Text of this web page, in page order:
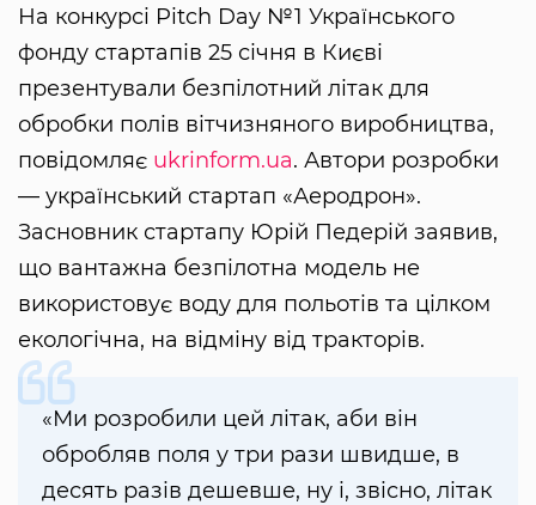
На конкурсі Pitch Day №1 Українського
фонду стартапів 25 січня в Києві
презентували безпілотний літак для
обробки полів вітчизняного виробництва,
повідомляє ukrinform.ua. Автори розробки
— український стартап «Аеродрон».
Засновник стартапу Юрій Педерій заявив,
що вантажна безпілотна модель не
використовує воду для польотів та цілком
екологічна, на відміну від тракторів.
«Ми розробили цей літак, аби він
обробляв поля у три рази швидше, в
десять разів дешевше, ну і, звісно, літак